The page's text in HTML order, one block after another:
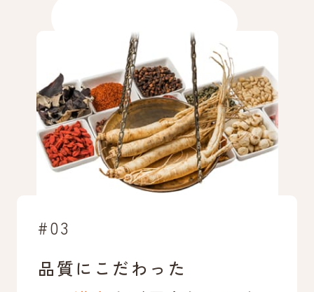
#03
品質にこだわった